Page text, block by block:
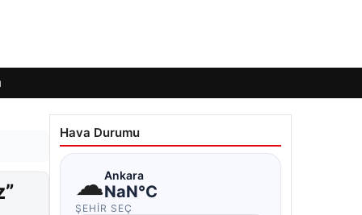
Hava Durumu
☁Ankara
NaN°C
ŞEHIR SEÇ